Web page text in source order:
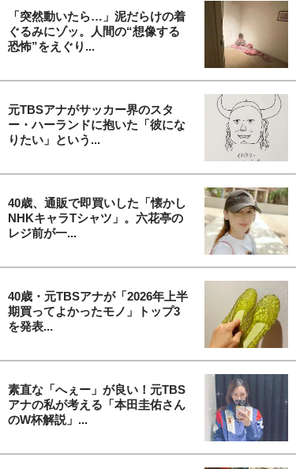
「突然動いたら…」泥だらけの着
ぐるみにゾッ。人間の“想像する
恐怖”をえぐり...
元TBSアナがサッカー界のスタ
ー・ハーランドに抱いた「彼にな
りたい」という...
40歳、通販で即買いした「懐かし
NHKキャラTシャツ」。六花亭の
レジ前が一...
40歳・元TBSアナが「2026年上半
期買ってよかったモノ」トップ3
を発表...
素直な「へぇー」が良い！元TBS
アナの私が考える「本田圭佑さん
のW杯解説」...